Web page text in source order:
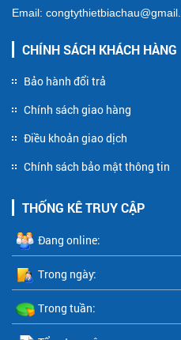
Email:
CHÍNH SÁCH KHÁCH HÀNG
Bảo hành đổi trả
Chính sách giao hàng
Điều khoản giao dịch
Chính sách bảo mật thông tin
THỐNG KÊ TRUY CẬP
Đang online:
Trong ngày:
Trong tuần: